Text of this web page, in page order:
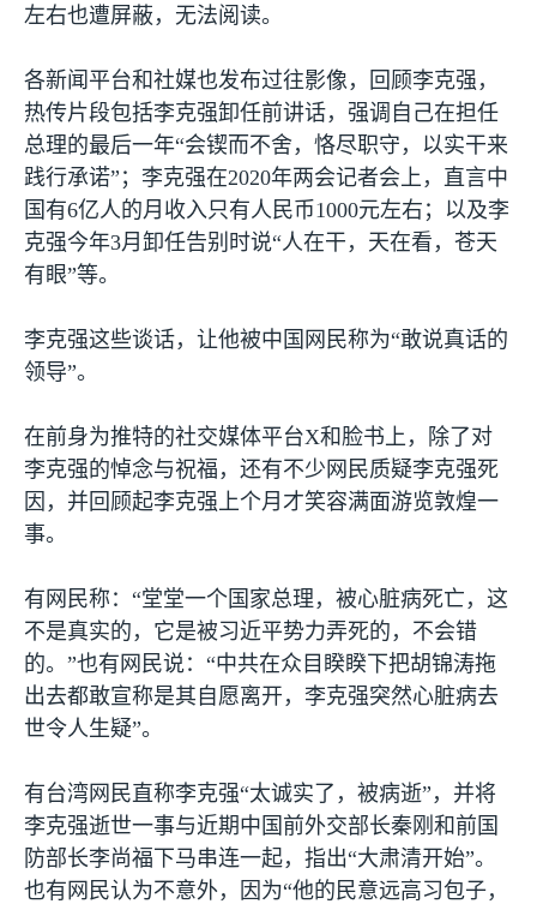
左右也遭屏蔽，无法阅读。
各新闻平台和社媒也发布过往影像，回顾李克强，
热传片段包括李克强卸任前讲话，强调自己在担任
总理的最后一年“会锲而不舍，恪尽职守，以实干来
践行承诺”；李克强在2020年两会记者会上，直言中
国有6亿人的月收入只有人民币1000元左右；以及李
克强今年3月卸任告别时说“人在干，天在看，苍天
有眼”等。
李克强这些谈话，让他被中国网民称为“敢说真话的
领导”。
在前身为推特的社交媒体平台X和脸书上，除了对
李克强的悼念与祝福，还有不少网民质疑李克强死
因，并回顾起李克强上个月才笑容满面游览敦煌一
事。
有网民称：“堂堂一个国家总理，被心脏病死亡，这
不是真实的，它是被习近平势力弄死的，不会错
的。”也有网民说：“中共在众目睽睽下把胡锦涛拖
出去都敢宣称是其自愿离开，李克强突然心脏病去
世令人生疑”。
有台湾网民直称李克强“太诚实了，被病逝”，并将
李克强逝世一事与近期中国前外交部长秦刚和前国
防部长李尚福下马串连一起，指出“大肃清开始”。
也有网民认为不意外，因为“他的民意远高习包子，